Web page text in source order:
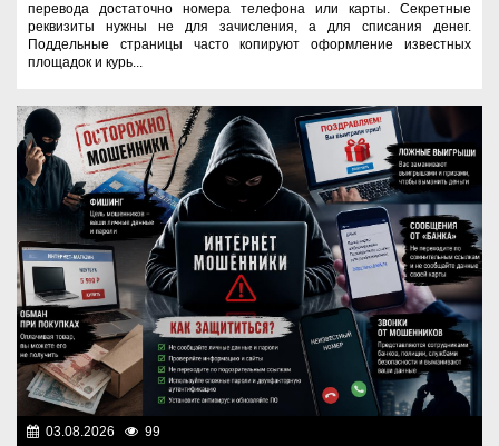
перевода достаточно номера телефона или карты. Секретные
реквизиты нужны не для зачисления, а для списания денег.
Поддельные страницы часто копируют оформление известных
площадок и курь...
03.08.2026 99